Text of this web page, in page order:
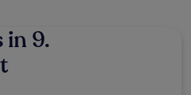
in 9.